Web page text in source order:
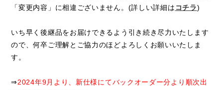
「変更内容」に相違ございません。(詳しい詳細は コチラ)
いち早く後継品をお届けできるよう引き続き尽力いたします
ので、何卒ご理解とご協力のほどよろしくお願いいたしま
す。
⇒2024年9月より、新仕様にてバックオーダー分より順次出